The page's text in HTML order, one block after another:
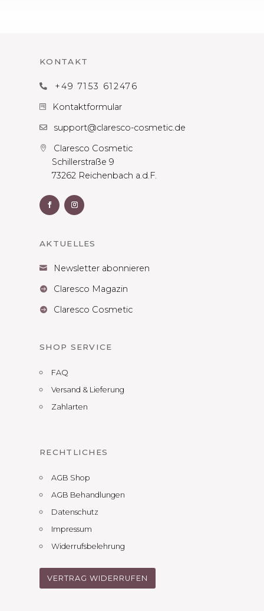
KONTAKT
 +49 7153 612476
 Kontaktformular
 support@claresco-cosmetic.de

Claresco Cosmetic
Schillerstraße 9
73262 Reichenbach a.d.F.
AKTUELLES
 Newsletter abonnieren
 Claresco Magazin
 Claresco Cosmetic
SHOP SERVICE
FAQ
Versand & Lieferung
Zahlarten
RECHTLICHES
AGB Shop
AGB Behandlungen
Datenschutz
Impressum
Widerrufsbelehrung
VERTRAG WIDERRUFEN